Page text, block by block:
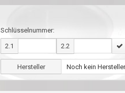
Schlüsselnummer:
2.1 2.2
Hersteller